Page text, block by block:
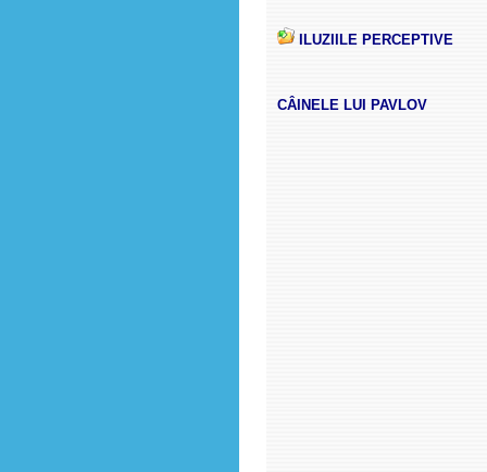
ILUZIILE PERCEPTIVE
CÂINELE LUI PAVLOV